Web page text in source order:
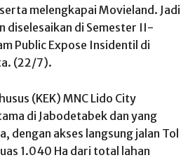
melengkapai Movieland. Jadi
diselesaikan di Semester II-
Public Expose Insidentil di
(22/7).
(KEK) MNC Lido City
di Jabodetabek dan yang
dengan akses langsung jalan Tol
1.040 Ha dari total lahan